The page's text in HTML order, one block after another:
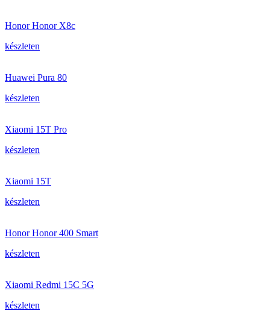
Honor Honor X8c
készleten
Huawei Pura 80
készleten
Xiaomi 15T Pro
készleten
Xiaomi 15T
készleten
Honor Honor 400 Smart
készleten
Xiaomi Redmi 15C 5G
készleten